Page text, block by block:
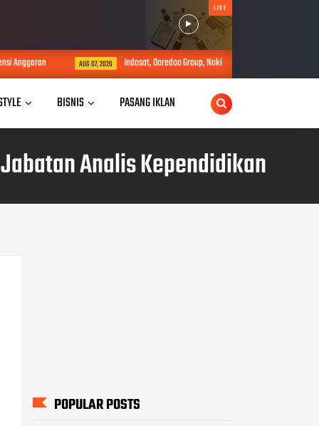
LIVE
AUG 07, 2026 Indosat, Ooredoo Group, Nokia, dan NVIDIA Luncurkan
BISNIS PASANG IKLAN
Analis Kependidikan
POPULAR POSTS